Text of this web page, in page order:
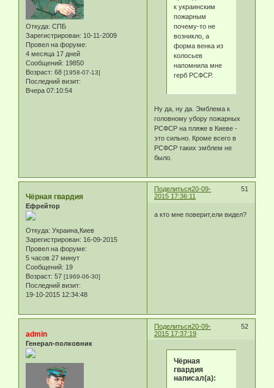
Откуда: СПБ
Зарегистрирован: 10-11-2009
Провел на форуме:
4 месяца 17 дней
Сообщений: 19850
Возраст: 68 [1958-07-13]
Последний визит:
Вчера 07:10:54
к украинским
пожарным
почему-то не
возникло, а
форма венка из
колосьев
напомнила мне
герб РСФСР.
Ну да, ну да. Эмблема к
головному убору пожарных
РСФСР на пляже в Киеве -
это сильно. Кроме всего в
РСФСР таких эмблем не
было.
Поделиться 51
20-09-
2015 17:36:11
Чёрная гвардия
Ефрейтор
Откуда: Украина,Киев
Зарегистрирован: 16-09-2015
Провел на форуме:
5 часов 27 минут
Сообщений: 19
Возраст: 57 [1969-06-30]
Последний визит:
19-10-2015 12:34:48
а кто мне поверит,ели видел?
Поделиться 52
20-09-
2015 17:37:19
admin
Генерал-полковник
Чёрная
гвардия
написал(а):